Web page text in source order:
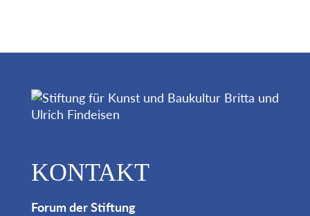
KONTAKT
Forum der Stiftung